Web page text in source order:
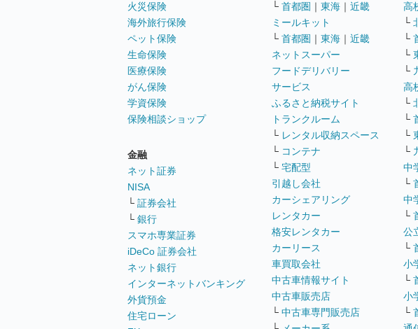
火災保険
海外旅行保険
ペット保険
生命保険
医療保険
がん保険
学資保険
保険相談ショップ
金融
ネット証券
NISA
└ 証券会社
└ 銀行
スマホ専業証券
iDeCo 証券会社
ネット銀行
インターネットバンキング
外貨預金
住宅ローン
└ 首都圏 ｜ 東海 ｜ 近畿
ミールキット
└ 首都圏 ｜ 東海 ｜ 近畿
ネットスーパー
フードデリバリー
サービス
ふるさと納税サイト
トランクルーム
└ レンタル収納スペース
└ コンテナ
└ 宅配型
引越し会社
カーシェアリング
レンタカー
格安レンタカー
カーリース
車買取会社
中古車情報サイト
中古車販売店
└ 中古車専門販売店
高
└
└
└
└
高
└
└
└
└
中
└
中
└
公
└
小
└
小
└